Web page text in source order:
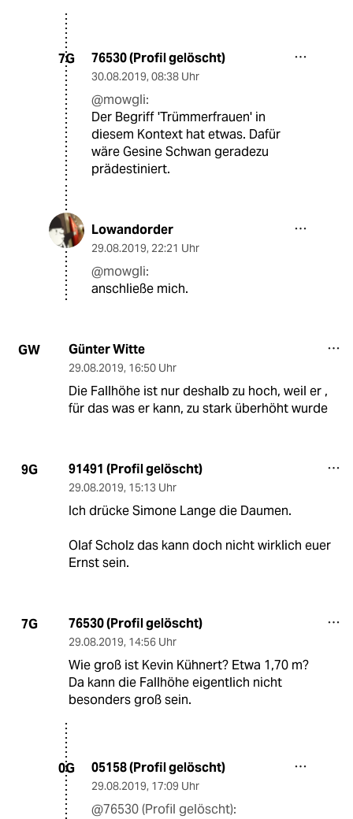
7G 76530 (Profil gelöscht)
30.08.2019, 08:38 Uhr
@mowgli:
Der Begriff 'Trümmerfrauen' in
diesem Kontext hat etwas. Dafür
wäre Gesine Schwan geradezu
prädestiniert.
Lowandorder
29.08.2019, 22:21 Uhr
@mowgli:
anschließe mich.
GW Günter Witte
29.08.2019, 16:50 Uhr
Die Fallhöhe ist nur deshalb zu hoch, weil er ,
für das was er kann, zu stark überhöht wurde
9G 91491 (Profil gelöscht)
29.08.2019, 15:13 Uhr
Ich drücke Simone Lange die Daumen.
Olaf Scholz das kann doch nicht wirklich euer
Ernst sein.
7G 76530 (Profil gelöscht)
29.08.2019, 14:56 Uhr
Wie groß ist Kevin Kühnert? Etwa 1,70 m?
Da kann die Fallhöhe eigentlich nicht
besonders groß sein.
0G 05158 (Profil gelöscht)
29.08.2019, 17:09 Uhr
@76530 (Profil gelöscht):